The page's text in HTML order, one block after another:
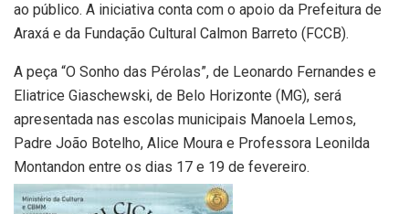
ao público. A iniciativa conta com o apoio da Prefeitura de
Araxá e da Fundação Cultural Calmon Barreto (FCCB).
A peça “O Sonho das Pérolas”, de Leonardo Fernandes e
Eliatrice Giaschewski, de Belo Horizonte (MG), será
apresentada nas escolas municipais Manoela Lemos,
Padre João Botelho, Alice Moura e Professora Leonilda
Montandon entre os dias 17 e 19 de fevereiro.